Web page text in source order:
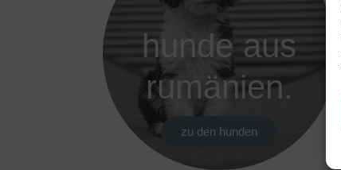
hunde aus
rumänien.
zu den hunden